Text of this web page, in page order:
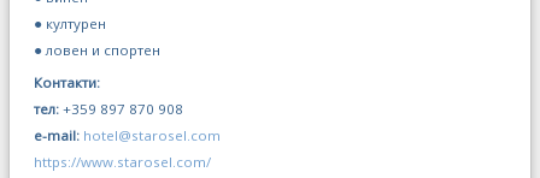
● културен
● ловен и спортен
Контакти:
тел: +359 897 870 908
e-mail: hotel@starosel.com
https://www.starosel.com/